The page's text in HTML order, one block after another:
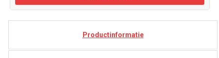
Productinformatie